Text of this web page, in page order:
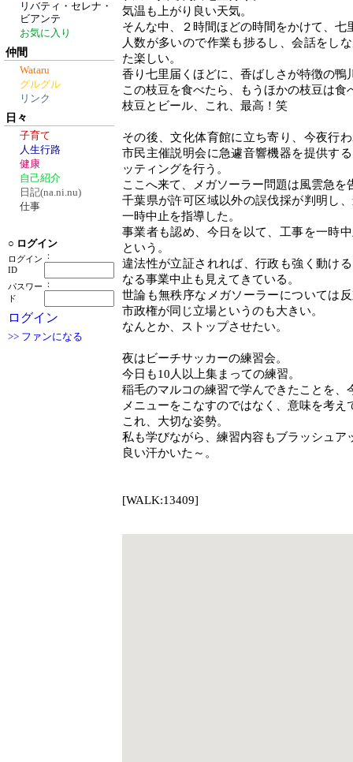
リバティ・セレナ・
ビアンテ
お気に入り
仲間
Wataru
グルグル
リンク
日々
子育て
人生行路
健康
自己紹介
日記(na.ni.nu)
仕事
○ ログイン
ログイン
ID
：
パスワー
ド
：
ログイン
>> ファンになる
気温も上がり良い天気。
そんな中、２時間ほどの時間をかけて、七
人数が多いので作業も捗るし、会話をし
た楽しい。
香り七里届くほどに、香ばしさが特徴の鴨
この枝豆を食べたら、もうほかの枝豆は食
枝豆とビール、これ、最高！笑
その後、文化体育館に立ち寄り、今夜行
市民主催説明会に急遽音響機器を提供す
ッティングを行う。
ここへ来て、メガソーラー問題は風雲急を
千葉県が許可区域以外の誤伐採が判明し
一時中止を指導した。
事業者も認め、今日を以て、工事を一時
という。
違法性が立証されれば、行政も強く動け
なる事業中止も見えてきている。
世論も無秩序なメガソーラーについては
市政権が同じ立場というのも大きい。
なんとか、ストップさせたい。
夜はビーチサッカーの練習会。
今日も10人以上集まっての練習。
稲毛のマルコの練習で学んできたことを、
メニューをこなすのではなく、意味を考え
これ、大切な姿勢。
私も学びながら、練習内容もブラッシュア
良い汗かいた～。
[WALK:13409]